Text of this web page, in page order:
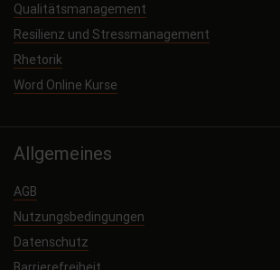
Qualitätsmanagement
Resilienz und Stressmanagement
Rhetorik
Word Online Kurse
Allgemeines
AGB
Nutzungsbedingungen
Datenschutz